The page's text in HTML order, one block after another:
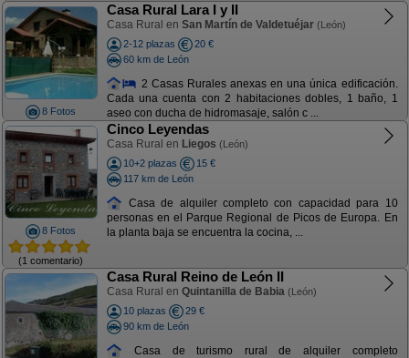
8 Fotos
Casa Rural Lara I y II
Casa Rural en San Martín de Valdetuéjar (León)
2-12 plazas
20 €
60 km de León
2 Casas Rurales anexas en una única edificación.
Cada una cuenta con 2 habitaciones dobles, 1 baño, 1
aseo con ducha de hidromasaje, salón c ...
8 Fotos
(1 comentario)
Cinco Leyendas
Casa Rural en Liegos (León)
10+2 plazas
15 €
117 km de León
Casa de alquiler completo con capacidad para 10
personas en el Parque Regional de Picos de Europa. En
la planta baja se encuentra la cocina, ...
Casa Rural Reino de León II
Casa Rural en Quintanilla de Babia (León)
10 plazas
29 €
90 km de León
Casa de turismo rural de alquiler completo